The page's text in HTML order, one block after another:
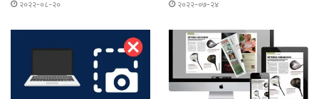
२०२२-०८-२० २०२२-०७-२४